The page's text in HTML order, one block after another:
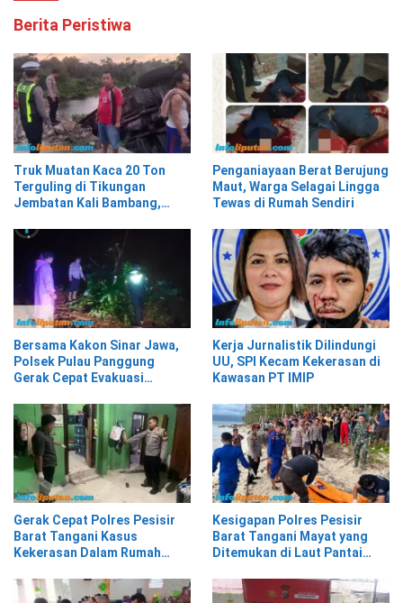
Berita Peristiwa
Truk Muatan Kaca 20 Ton
Terguling di Tikungan
Jembatan Kali Bambang,
Penganiayaan Berat Berujung
Maut, Warga Selagai Lingga
Tewas di Rumah Sendiri
Bersama Kakon Sinar Jawa,
Polsek Pulau Panggung
Gerak Cepat Evakuasi
Kerja Jurnalistik Dilindungi
UU, SPI Kecam Kekerasan di
Kawasan PT IMIP
Gerak Cepat Polres Pesisir
Barat Tangani Kasus
Kekerasan Dalam Rumah
Kesigapan Polres Pesisir
Barat Tangani Mayat yang
Ditemukan di Laut Pantai